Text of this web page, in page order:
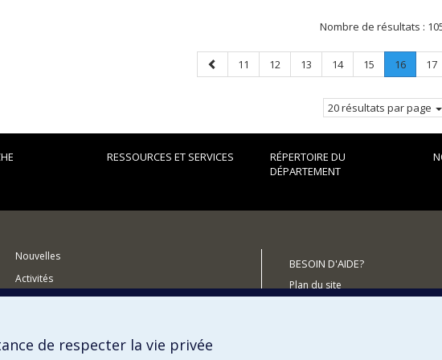
Nombre de résultats :
Page
précédente
Page
11 Page
12 Page
13 Page
14 Page
15 Page
16.
Page
Page
17
20 résultats par page
RESSOURCES ET SERVICES
RÉPERTOIRE DU
DÉPARTEMENT
Nouvelles
Activités
BESOIN D'AIDE?
Plan du site
de respecter la vie privée